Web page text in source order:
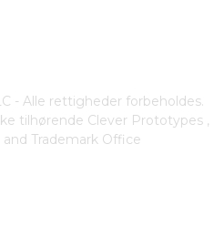
- Alle rettigheder forbeholdes.
tilhørende Clever Prototypes ,
Trademark Office